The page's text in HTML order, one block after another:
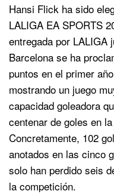
Hansi Flick ha sido
LALIGA EA SPORTS
entregada por LALIGA
Barcelona se ha
puntos en el primer
mostrando un juego
capacidad goleadora
centenar de goles en
Concretamente, 102
anotados en las cinco
solo han perdido seis
la competición.